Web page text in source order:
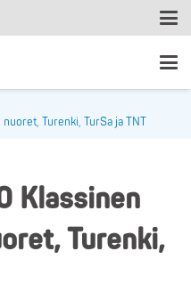
Turenki, TurSa ja TNT
Klassinen
Turenki,